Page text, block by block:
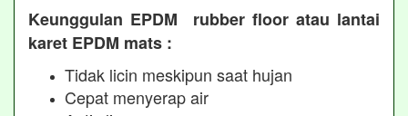
Keunggulan EPDM rubber floor atau lantai
karet EPDM mats :
Tidak licin meskipun saat hujan
Cepat menyerap air